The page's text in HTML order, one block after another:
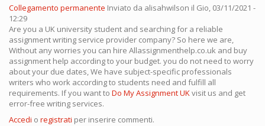
Collegamento permanente Inviato da alisahwilson il Gio, 03/11/2021 -
12:29
Are you a UK university student and searching for a reliable
assignment writing service provider company? So here we are,
Without any worries you can hire Allassignmenthelp.co.uk and buy
assignment help according to your budget. you do not need to worry
about your due dates, We have subject-specific professionals
writers who work according to students need and fulfill all
requirements. If you want to Do My Assignment UKvisit us and get
error-free writing services.
Accedi o registrati per inserire commenti.